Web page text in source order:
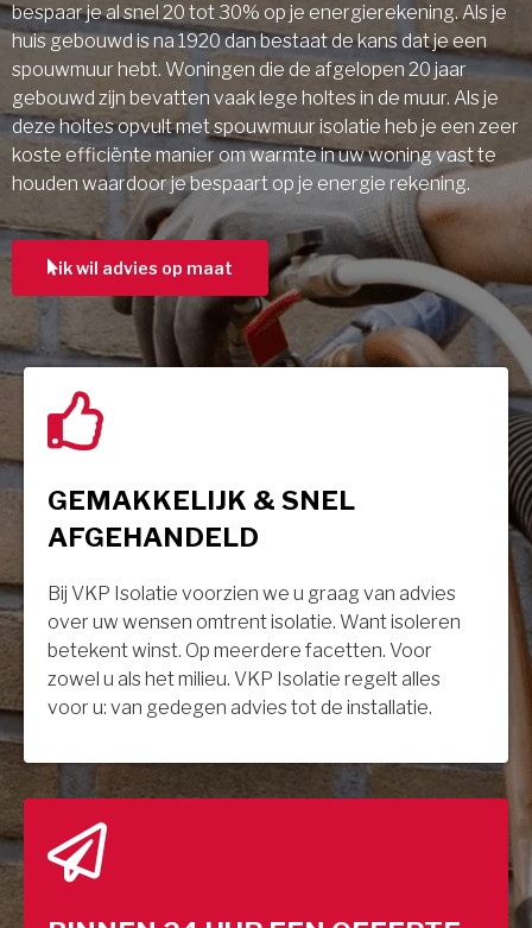
bespaar je al snel 20 tot 30% op je energierekening. Als je
huis gebouwd is na 1920 dan bestaat de kans dat je een
spouwmuur hebt. Woningen die de afgelopen 20 jaar
gebouwd zijn bevatten vaak lege holtes in de muur. Als je
deze holtes opvult met spouwmuur isolatie heb je een zeer
koste efficiënte manier om warmte in uw woning vast te
houden waardoor je bespaart op je energie rekening.
ik wil advies op maat
GEMAKKELIJK & SNEL
AFGEHANDELD
Bij VKP Isolatie voorzien we u graag van advies
over uw wensen omtrent isolatie. Want isoleren
betekent winst. Op meerdere facetten. Voor
zowel u als het milieu. VKP Isolatie regelt alles
voor u: van gedegen advies tot de installatie.